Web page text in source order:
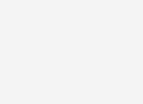
nach. Die
ist immer noch
noch
das Gesetz zulässt.
Förderung.